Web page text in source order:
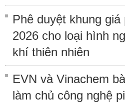
Phê duyệt khung giá
2026 cho loại hình
khí thiên nhiên
EVN và Vinachem
làm chủ công nghệ